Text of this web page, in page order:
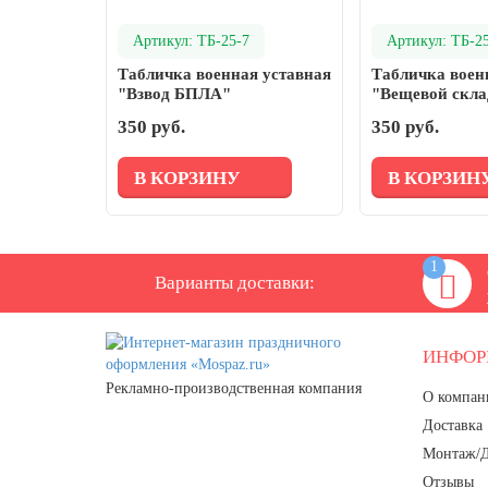
июля)
28 июля, День Крещения Руси
2 августа, День ВДВ
Артикул: ТБ-25-7
Табличка военная уставная
"Взвод БПЛА"
350 руб.
В КОРЗИНУ
Артикул: ТБ-
Табличка
"Вещевой
350 руб.
В
Варианты доставки:
1
Рекламно-производственная компания
О
Доставка
Монтаж/
Отзывы